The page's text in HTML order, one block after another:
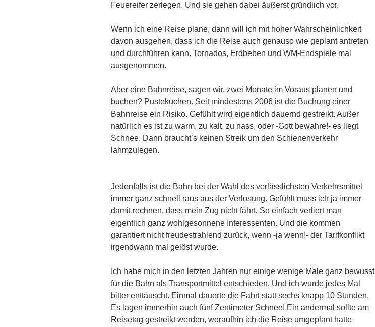
Feuereifer zerlegen. Und sie gehen dabei äußerst gründlich vor.
Wenn ich eine Reise plane, dann will ich mit hoher Wahrscheinlichkeit
davon ausgehen, dass ich die Reise auch genauso wie geplant antreten
und durchführen kann. Tornados, Erdbeben und WM-Endspiele mal
ausgenommen.
Aber eine Bahnreise, sagen wir, zwei Monate im Voraus planen und
buchen? Pustekuchen. Seit mindestens 2006 ist die Buchung einer
Bahnreise ein Risiko. Gefühlt wird eigentlich dauernd gestreikt. Außer
natürlich es ist zu warm, zu kalt, zu nass, oder -Gott bewahre!- es liegt
Schnee. Dann braucht’s keinen Streik um den Schienenverkehr
lahmzulegen.
Jedenfalls ist die Bahn bei der Wahl des verlässlichsten Verkehrsmittel
immer ganz schnell raus aus der Verlosung. Gefühlt muss ich ja immer
damit rechnen, dass mein Zug nicht fährt. So einfach verliert man
eigentlich ganz wohlgesonnene Interessenten. Und die kommen
garantiert nicht freudestrahlend zurück, wenn -ja wenn!- der Tarifkonflikt
irgendwann mal gelöst wurde.
Ich habe mich in den letzten Jahren nur einige wenige Male ganz bewusst
für die Bahn als Transportmittel entschieden. Und ich wurde jedes Mal
bitter enttäuscht. Einmal dauerte die Fahrt statt sechs knapp 10 Stunden.
Es lagen immerhin auch fünf Zentimeter Schnee! Ein andermal sollte am
Reisetag gestreikt werden, woraufhin ich die Reise umgeplant hatte